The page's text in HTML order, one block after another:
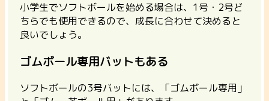
小学生でソフトボールを始める場合は、1号・2号ど
ちらでも使用できるので、成長に合わせて決めると
良いでしょう。
ゴムボール専用バットもある
ソフトボールの3号バットには、「ゴムボール専用」